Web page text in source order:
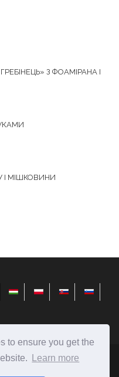
to ensure you get the
Learn more
З ФОАМІРАНА І
І МІШКОВИНИ
2026